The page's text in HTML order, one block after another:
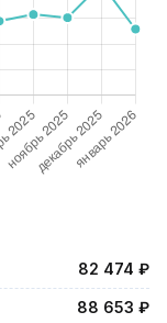
82 474 ₽
88 653 ₽